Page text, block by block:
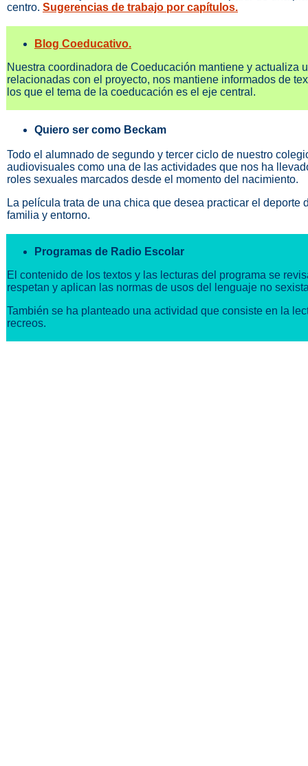
centro. Sugerencias de trabajo por capítulos.
Blog Coeducativo.
Nuestra coordinadora de Coeducación mantiene y actualiza
relacionadas con el proyecto, nos mantiene informados de
los que el tema de la coeducación es el eje central.
Quiero ser como Beckam
Todo el alumnado de segundo y tercer ciclo de nuestro
audiovisuales como una de las actividades que nos ha
roles sexuales marcados desde el momento del nacimiento.
La película trata de una chica que desea practicar el
familia y entorno.
Programas de Radio Escolar
El contenido de los textos y las lecturas del programa se
respetan y aplican las normas de usos del lenguaje no
También se ha planteado una actividad que consiste en la
recreos.